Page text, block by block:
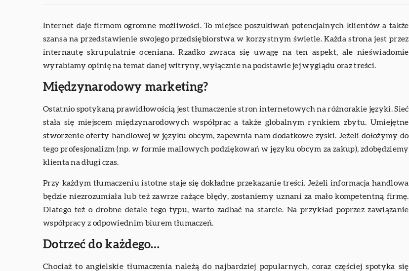
Internet daje firmom ogromne możliwości. To miejsce poszukiwań potencjalnych klientów a także
szansa na przedstawienie swojego przedsiębiorstwa w korzystnym świetle. Każda strona jest przez
internautę skrupulatnie oceniana. Rzadko zwraca się uwagę na ten aspekt, ale nieświadomie
wyrabiamy opinię na temat danej witryny, wyłącznie na podstawie jej wyglądu oraz treści.
Międzynarodowy marketing?
Ostatnio spotykaną prawidłowością jest tłumaczenie stron internetowych na różnorakie języki. Sieć
stała się miejscem międzynarodowych współprac a także globalnym rynkiem zbytu. Umiejętne
stworzenie oferty handlowej w języku obcym, zapewnia nam dodatkowe zyski. Jeżeli dołożymy do
tego profesjonalizm (np. w formie mailowych podziękowań w języku obcym za zakup), zdobędziemy
klienta na długi czas.
Przy każdym tłumaczeniu istotne staje się dokładne przekazanie treści. Jeżeli informacja handlowa
będzie niezrozumiała lub też zawrze rażące błędy, zostaniemy uznani za mało kompetentną firmę.
Dlatego też o drobne detale tego typu, warto zadbać na starcie. Na przykład poprzez zawiązanie
współpracy z odpowiednim biurem tłumaczeń.
Dotrzeć do każdego…
Chociaż to angielskie tłumaczenia należą do najbardziej popularnych, coraz częściej spotyka się